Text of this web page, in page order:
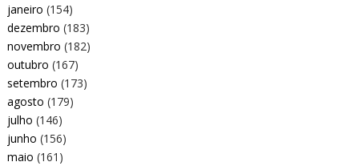
janeiro (154)
dezembro (183)
novembro (182)
outubro (167)
setembro (173)
agosto (179)
julho (146)
junho (156)
maio (161)